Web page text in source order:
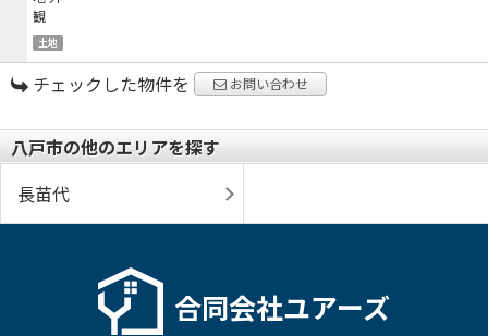
土地
チェックした物件を お問い合わせ
八戸市の他のエリアを探す
長苗代
合同会社ユアーズ